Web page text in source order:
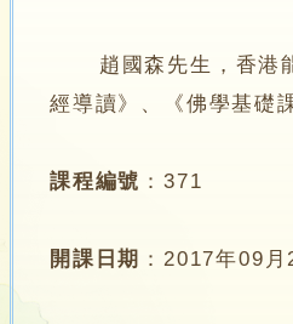
趙國森先生，香港能
經導讀》、《佛學基礎
課程編號 ：371
開課日期 ：2017年09月